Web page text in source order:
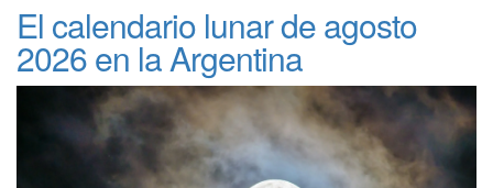
El calendario lunar de agosto
2026 en la Argentina